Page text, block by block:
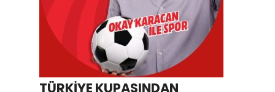
TÜRKİYE KUPASINDAN